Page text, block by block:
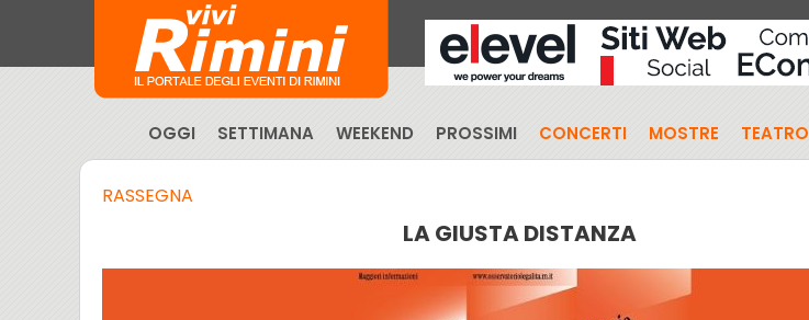
OGGI SETTIMANA WEEKEND PROSSIMI CONCERTI MOSTRE TEATRO
RASSEGNA
LA GIUSTA DISTANZA